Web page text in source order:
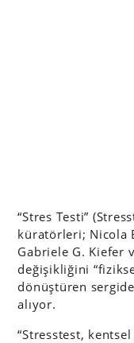
“Stres Testi”
küratörleri; Nicola
Gabriele G. Kiefer
değişikliğini
dönüştüren
alıyor.
“Stresstest,